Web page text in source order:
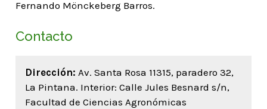
Fernando Mönckeberg Barros.
Contacto
Dirección: Av. Santa Rosa 11315, paradero 32,
La Pintana. Interior: Calle Jules Besnard s/n,
Facultad de Ciencias Agronómicas